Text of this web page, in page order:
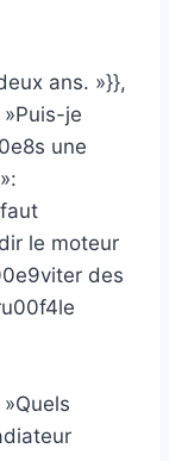
ans. »}},
je
une
le moteur
des